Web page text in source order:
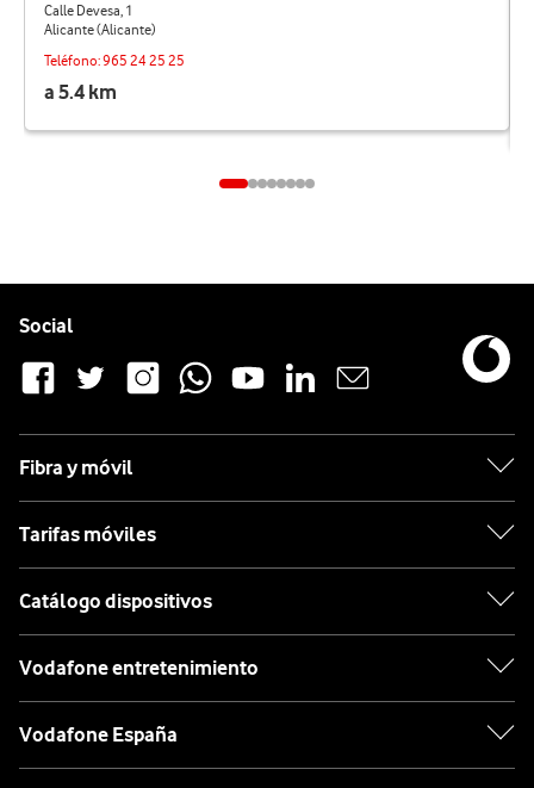
Calle Devesa, 1
Alicante (Alicante)
Teléfono:965 24 25 25
a 5.4 km
Social
Fibra y móvil
Tarifas móviles
Catálogo dispositivos
Vodafone entretenimiento
Vodafone España